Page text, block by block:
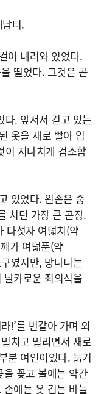
터.
어 내려와 있었다.
떨었다. 그것은 곧
다. 앞서서 걷고 있는
옷을 새로 빨아 입
이 지나치게 검소함
있었다. 왼손은 중
치던 가장 큰 곤장.
다섯자 여덟치(약
가 여덟푼(약
였지만, 망나니는
카로운 죄의식을
!’를 번갈아 가며 외
치고 밀리면서 새로
분 여인이었다. 늙거
꽂고 볼에는 약간
에는 옷 깁는 바늘